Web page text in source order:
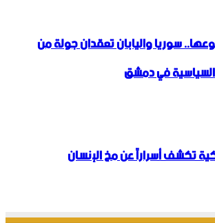
سوريا واليابان تعقدان جولة من
في دمشق
تكشف أسراراً عن مخ الإنسان